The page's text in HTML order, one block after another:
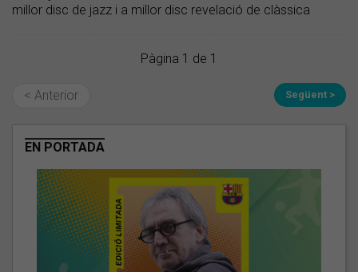
millor disc de jazz i a millor disc revelació de clàssica
Pàgina 1 de 1
< Anterior Següent >
EN PORTADA